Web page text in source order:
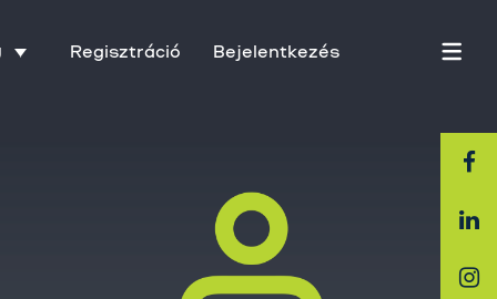
Regisztráció Bejelentkezés
Főoldal